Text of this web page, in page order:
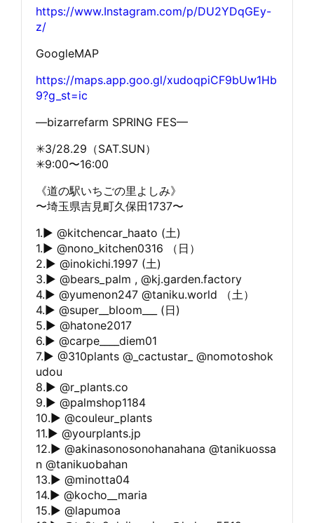
https://www.Instagram.com/p/DU2YDqGEy-
z/
GoogleMAP
https://maps.app.goo.gl/xudoqpiCF9bUw1Hb
9?g_st=ic
—bizarrefarm SPRING FES—
✳︎3/28.29（SAT.SUN）
✳︎9:00〜16:00
《道の駅いちごの里よしみ》
〜埼玉県吉見町久保田1737〜
1.▶︎ @kitchencar_haato (土)
1.▶︎ @nono_kitchen0316 （日）
2.▶︎ @inokichi.1997 (土)
3.▶︎ @bears_palm , @kj.garden.factory
4.▶︎ @yumenon247 @taniku.world （土）
4.▶︎ @super__bloom___ (日)
5.▶︎ @hatone2017
6.▶︎ @carpe____diem01
7.▶︎ @310plants @_cactustar_ @nomotoshok
udou
8.▶︎ @r_plants.co
9.▶︎ @palmshop1184
10.▶︎ @couleur_plants
11.▶︎ @yourplants.jp
12.▶︎ @akinasonosonohanahana @tanikuossa
n @tanikuobahan
13.▶︎ @minotta04
14.▶︎ @kocho__maria
15.▶︎ @lapumoa